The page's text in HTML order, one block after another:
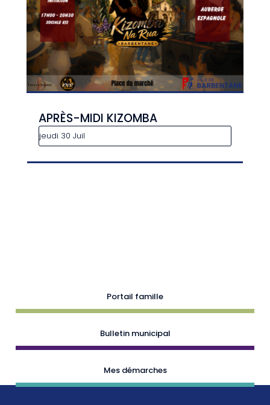
APRÈS-MIDI KIZOMBA
jeudi 30 Juil
Portail famille
Bulletin municipal
Mes démarches